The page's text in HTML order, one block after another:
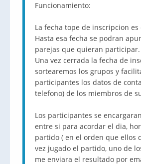
Funcionamiento:
La fecha tope de inscripcion es
Hasta esa fecha se podran
parejas que quieran participar.
Una vez cerrada la fecha de
sortearemos los grupos y
participantes los datos de
telefono) de los miembros de
Los participantes se
entre si para acordar el dia,
partido ( en el orden que ellos
vez jugado el partido, uno de
me enviara el resultado por